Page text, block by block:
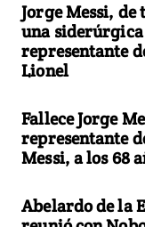
Jorge Messi,
una siderúrgica
representante
Lionel
Fallece Jorge
representante
Messi, a los 68
Abelardo de la